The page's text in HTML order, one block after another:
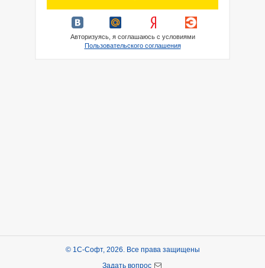
Авторизуясь, я соглашаюсь с условиями
Пользовательского соглашения
© 1С-Софт, 2026. Все права защищены
Задать вопрос